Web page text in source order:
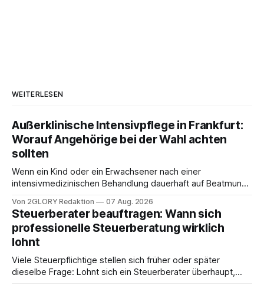
WEITERLESEN
Außerklinische Intensivpflege in Frankfurt:
Worauf Angehörige bei der Wahl achten
sollten
Wenn ein Kind oder ein Erwachsener nach einer
intensivmedizinischen Behandlung dauerhaft auf Beatmung
angewiesen ist, stellt sich für Familien eine schwierige
Frage: Muss die Versorgung dauerhaft in der Klinik bleiben –
oder ist ein Leben zu Hause möglich? Die außerklinische
Intensivpflege bietet genau diese Alternative: Sie
Von 2GLORY Redaktion 07 Aug. 2026
Steuerberater beauftragen: Wann sich
professionelle Steuerberatung wirklich
lohnt
Viele Steuerpflichtige stellen sich früher oder später
dieselbe Frage: Lohnt sich ein Steuerberater überhaupt,